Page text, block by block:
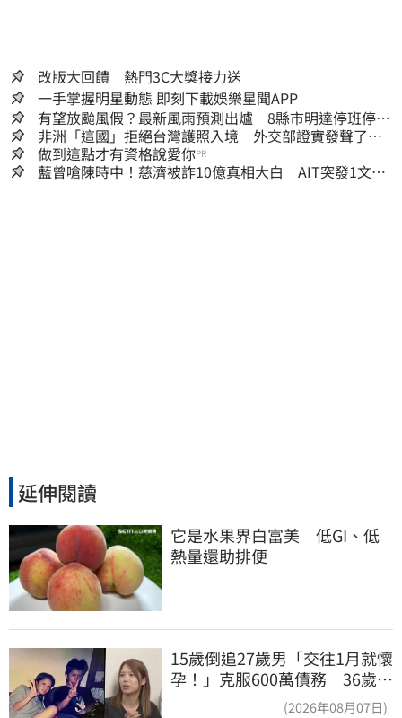
改版大回饋 熱門3C大獎接力送
一手掌握明星動態 即刻下載娛樂星聞APP
有望放颱風假？最新風雨預測出爐 8縣市明達停班停課
標準
非洲「這國」拒絕台灣護照入境 外交部證實發聲了：
持續交涉聯繫
做到這點才有資格說愛你PR
藍曾嗆陳時中！慈濟被詐10億真相大白 AIT突發1文酸
延伸閱讀
它是水果界白富美　低GI、低
熱量還助排便
15歲倒追27歲男「交往1月就懷
孕！」克服600萬債務 36歲美
(2026年08月07日)